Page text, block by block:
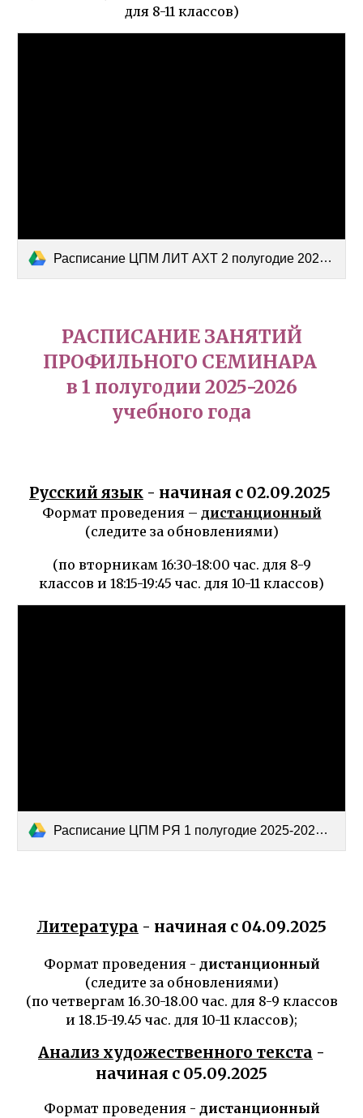
для 8-11 классов)
Расписание ЦПМ ЛИТ АХТ 2 полугодие 2025-2026.docx
РАСПИСАНИЕ ЗАНЯТИЙ
ПРОФИЛЬНОГО СЕМИНАРА
в 1 полугодии 2025-2026
учебного года
Русский язык - начиная с 02.09.2025
Формат проведения – дистанционный
(следите за обновлениями)
(по вторникам 16:30-18:00 час. для 8-9
классов и 18:15-19:45 час. для 10-11 классов)
Расписание ЦПМ РЯ 1 полугодие 2025-2026.docx
Литература - начиная с 04.09.2025
Формат проведения - дистанционный
(следите за обновлениями)
(по четвергам 16.30-18.00 час. для 8-9 классов
и 18.15-19.45 час. для 10-11 классов);
Анализ художественного текста -
начиная с 05.09.2025
Формат проведения - дистанционный